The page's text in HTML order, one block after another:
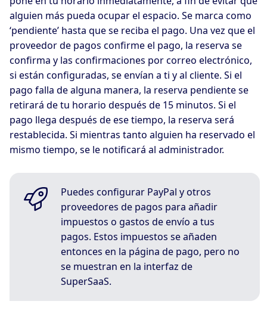
alguien más pueda ocupar el espacio. Se marca como
‘pendiente’ hasta que se reciba el pago. Una vez que el
proveedor de pagos confirme el pago, la reserva se
confirma y las confirmaciones por correo electrónico,
si están configuradas, se envían a ti y al cliente. Si el
pago falla de alguna manera, la reserva pendiente se
retirará de tu horario después de 15 minutos. Si el
pago llega después de ese tiempo, la reserva será
restablecida. Si mientras tanto alguien ha reservado el
mismo tiempo, se le notificará al administrador.
Puedes configurar PayPal y otros
proveedores de pagos para añadir
impuestos o gastos de envío a tus
pagos. Estos impuestos se añaden
entonces en la página de pago, pero no
se muestran en la interfaz de
SuperSaaS.